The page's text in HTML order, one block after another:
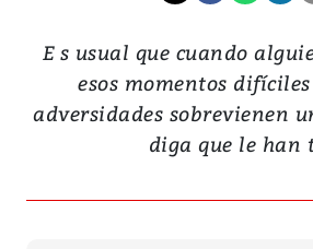
E s usual que cuando
esos momentos
adversidades sobrevienen
diga que le han